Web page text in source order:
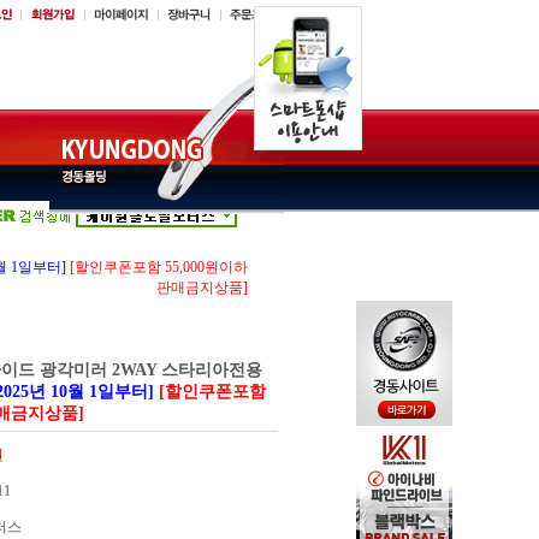
1일부터] [할인쿠폰포함 55,000원이하
판매금지상품]
드 광각미러 2WAY 스타리아전용
년 10월 1일부터] [할인쿠폰포함
금지상품]
스